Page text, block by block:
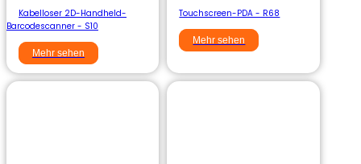
Kabelloser 2D-Handheld-
Barcodescanner - S10
Mehr sehen
Touchscreen-PDA - R68
Mehr sehen